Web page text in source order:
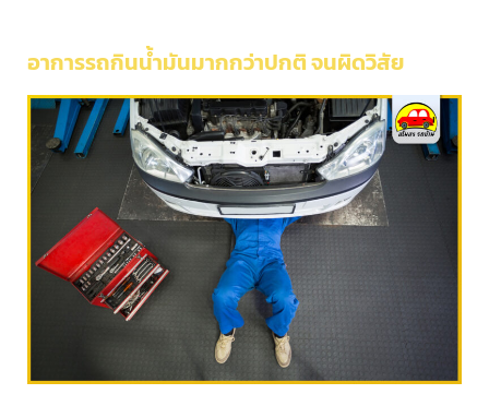
อาการรถกินน้ำมันมากกว่าปกติ จนผิดวิสัย